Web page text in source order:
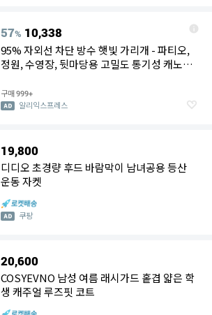
57% 10,338
95% 자외선 차단 방수 햇빛 가리개 - 파티오,
정원, 수영장, 뒷마당용 고밀도 통기성 캐노피,
구매999+
알리익스프레스
19,800
디디오 초경량 후드 바람막이 남녀공용 등산
운동 자켓
쿠팡
20,600
COSYEVNO 남성 여름 래시가드 홑겹 얇은 학
생 캐주얼 루즈핏 코트